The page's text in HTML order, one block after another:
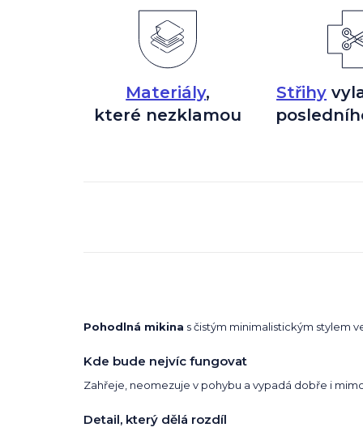
Materiály,
které nezklamou
Střihy
Pohodlná mikina s čistým minimalistickým stylem
Kde bude nejvíc fungovat
Zahřeje, neomezuje v pohybu a vypadá dobře i
Detail, který dělá rozdíl